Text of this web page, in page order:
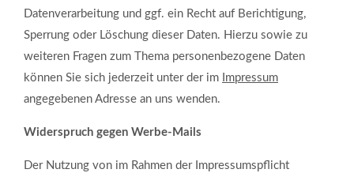
Datenverarbeitung und ggf. ein Recht auf Berichtigung,
Sperrung oder Löschung dieser Daten. Hierzu sowie zu
weiteren Fragen zum Thema personenbezogene Daten
können Sie sich jederzeit unter der im Impressum
angegebenen Adresse an uns wenden.
Widerspruch gegen Werbe-Mails
Der Nutzung von im Rahmen der Impressumspflicht